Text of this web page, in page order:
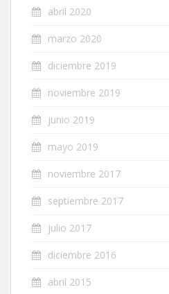
abril 2020
marzo 2020
diciembre 2019
noviembre 2019
junio 2019
mayo 2019
noviembre 2017
septiembre 2017
julio 2017
diciembre 2016
abril 2015